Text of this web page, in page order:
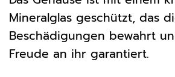
Mineralglas geschützt, das
Beschädigungen bewahrt
Freude an ihr garantiert.